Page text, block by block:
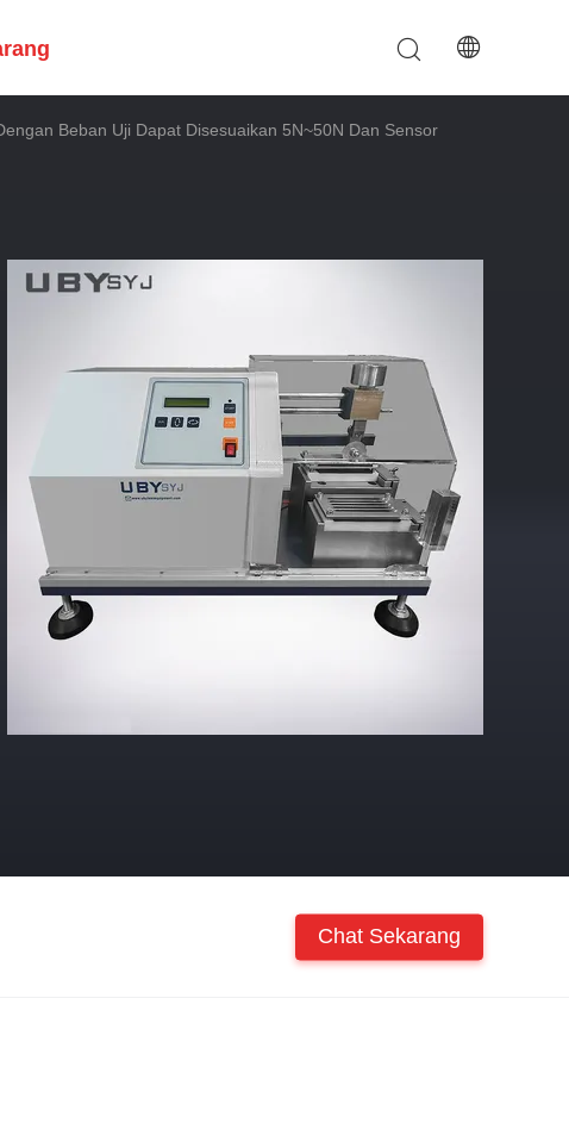
Beban Uji Dapat Disesuaikan 5N~50N Dan Sensor
Chat Sekarang